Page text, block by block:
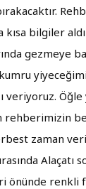
kısa bilgiler
gezmeye
veriyoruz.
rehberimizin
zaman
Alaçatı
önünde